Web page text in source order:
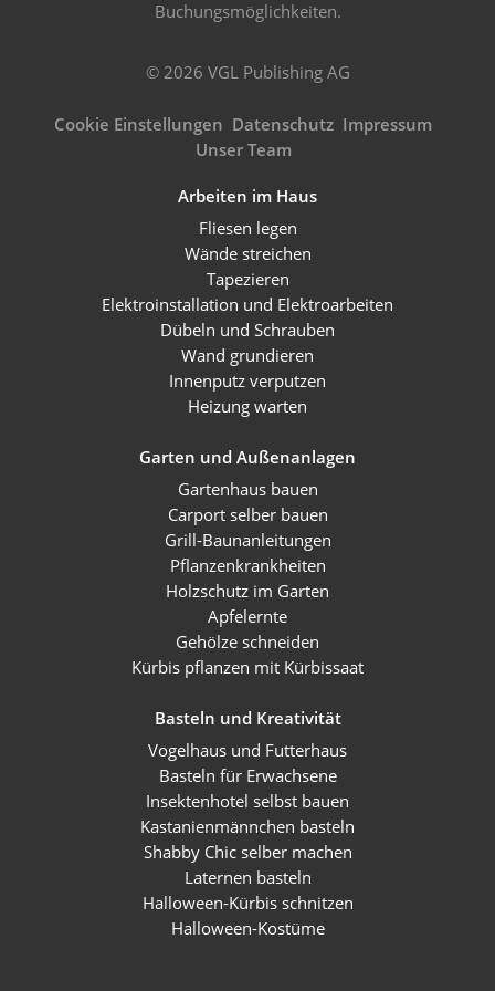
Buchungsmöglichkeiten.
© 2026 VGL Publishing AG
Cookie Einstellungen Datenschutz Impressum
Unser Team
Arbeiten im Haus
Fliesen legen
Wände streichen
Tapezieren
Elektroinstallation und Elektroarbeiten
Dübeln und Schrauben
Wand grundieren
Innenputz verputzen
Heizung warten
Garten und Außenanlagen
Gartenhaus bauen
Carport selber bauen
Grill-Baunanleitungen
Pflanzenkrankheiten
Holzschutz im Garten
Apfelernte
Gehölze schneiden
Kürbis pflanzen mit Kürbissaat
Basteln und Kreativität
Vogelhaus und Futterhaus
Basteln für Erwachsene
Insektenhotel selbst bauen
Kastanienmännchen basteln
Shabby Chic selber machen
Laternen basteln
Halloween-Kürbis schnitzen
Halloween-Kostüme